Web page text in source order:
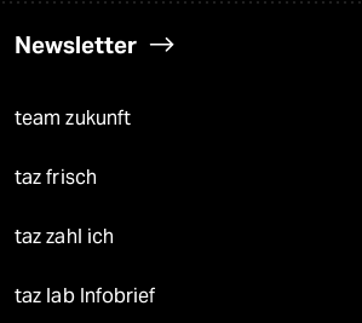
Newsletter
team zukunft
taz frisch
taz zahl ich
taz lab Infobrief